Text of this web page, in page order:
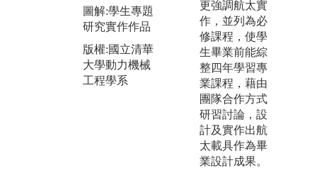
圖解:學生專題
研究實作作品
版權:國立清華
大學動力機械
工程學系
車、電動車、
自駕車)赴日
本、歐洲參加
學生方程式賽
車競賽，屢獲
佳績。
圖解:賽車工廠
團隊學生與自
行打造之賽車
版權:國立清華
更強調航太實
作，並列為必
修課程，使學
生畢業前能綜
整四年學習專
業課程，藉由
團隊合作方式
研習討論，設
計及實作出航
太載具作為畢
業設計成果。